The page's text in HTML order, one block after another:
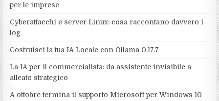
per le imprese
Cyberattacchi e server Linux: cosa raccontano davvero i
log
Costruisci la tua IA Locale con Ollama 0.17.7
La IA per il commercialista: da assistente invisibile a
alleato strategico
A ottobre termina il supporto Microsoft per Windows 10